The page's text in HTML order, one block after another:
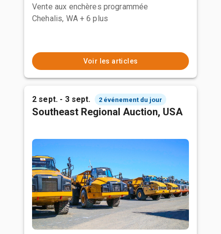
Vente aux enchères programmée
Chehalis, WA + 6 plus
Voir les articles
2 sept. - 3 sept. 2 événement du jour
Southeast Regional Auction, USA